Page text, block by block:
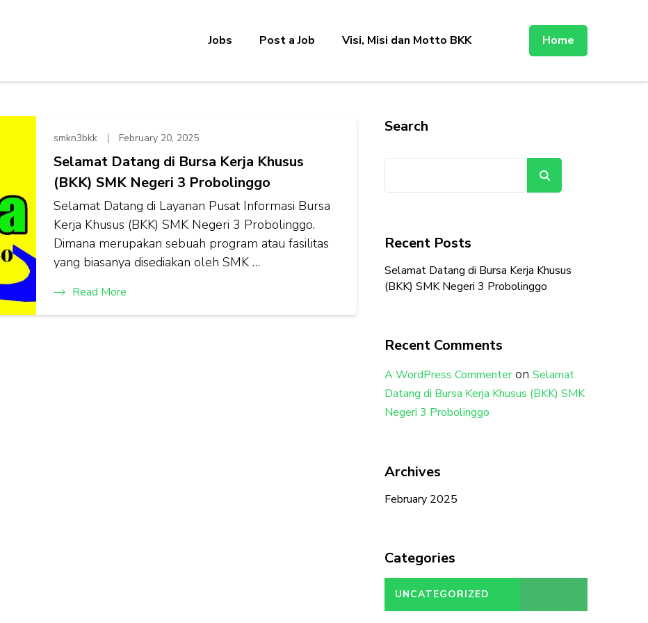
Jobs Post a Job Visi, Misi dan Motto BKK Home
smkn3bkk February 20, 2025
Selamat Datang di Bursa Kerja Khusus
(BKK) SMK Negeri 3 Probolinggo
Selamat Datang di Layanan Pusat Informasi Bursa
Kerja Khusus (BKK) SMK Negeri 3 Probolinggo.
Dimana merupakan sebuah program atau fasilitas
yang biasanya disediakan oleh SMK …
Read More
Search
Recent Posts
Selamat Datang di Bursa Kerja Khusus
(BKK) SMK Negeri 3 Probolinggo
Recent Comments
A WordPress Commenteron Selamat
Datang di Bursa Kerja Khusus (BKK) SMK
Negeri 3 Probolinggo
Archives
February 2025
Categories
UNCATEGORIZED